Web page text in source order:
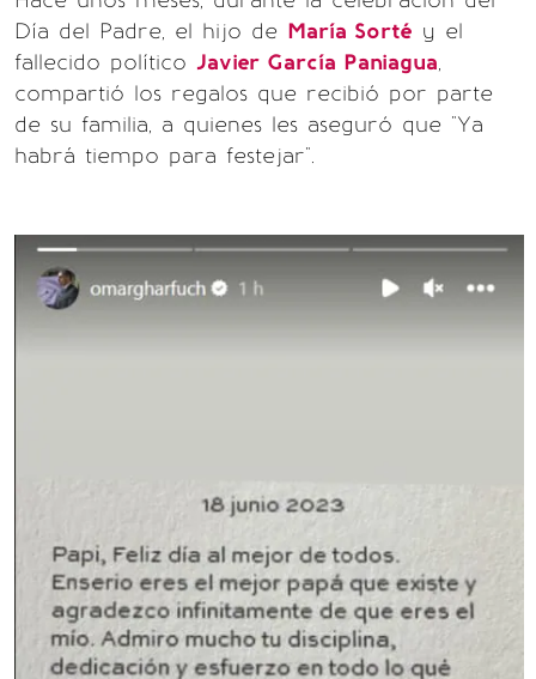
Día del Padre, el hijo de María Sorté y el
fallecido político Javier García Paniagua,
compartió los regalos que recibió por parte
de su familia, a quienes les aseguró que "Ya
habrá tiempo para festejar".